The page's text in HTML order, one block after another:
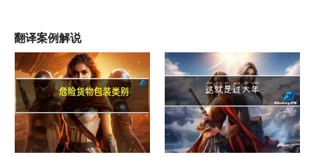
翻译案例解说